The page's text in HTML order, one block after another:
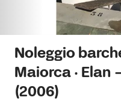
Noleggio
Maiorca ·
(2006)